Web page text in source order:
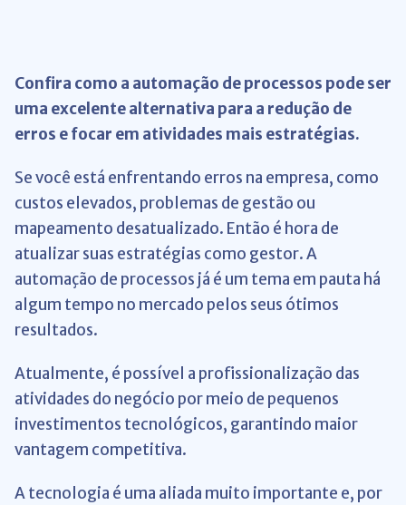
Confira como a automação de processos pode ser
uma excelente alternativa para a redução de
erros e focar em atividades mais estratégias.
Se você está enfrentando erros na empresa, como
custos elevados, problemas de gestão ou
mapeamento desatualizado. Então é hora de
atualizar suas estratégias como gestor. A
automação de processos já é um tema em pauta há
algum tempo no mercado pelos seus ótimos
resultados.
Atualmente, é possível a profissionalização das
atividades do negócio por meio de pequenos
investimentos tecnológicos, garantindo maior
vantagem competitiva.
A tecnologia é uma aliada muito importante e, por